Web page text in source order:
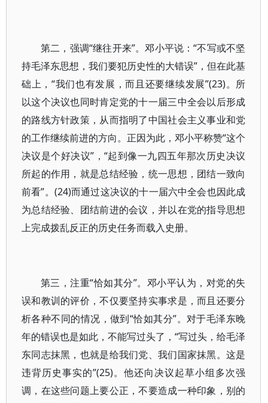
第二，强调“继往开来”。邓小平说：“不写或不坚
持毛泽东思想，我们要犯历史性的大错误”，但在此基
础上，“我们也有发展，而且还要继续发展”(23)。所
以这个决议也同时肯定党的十一届三中全会以后形成
的路线方针政策，从而指明了中国社会主义事业和党
的工作继续前进的方向。正因为此，邓小平称赞“这个
决议是个好决议”，“起到像一九四五年那次历史决议
所起的作用，就是总结经验，统一思想，团结一致向
前看”。(24)而通过这决议的十一届六中全会也因此成
为总结经验、团结前进的会议，并以在党的指导思想
上完成拨乱反正的历史任务而载入史册。
第三，注重“恰如其分”。邓小平认为，对党的失
误和教训的评价，不仅要坚持实事求是，而且还要分
析各种不同的情况，做到“恰如其分”。对于毛泽东晚
年的错误也是如此，不能写过头了，“写过头，给毛泽
东同志抹黑，也就是给我们党、我们国家抹黑。这是
违背历史事实的”(25)。他还向决议起草小组多次强
调，在这些问题上要公正，不要造成一种印象，别的